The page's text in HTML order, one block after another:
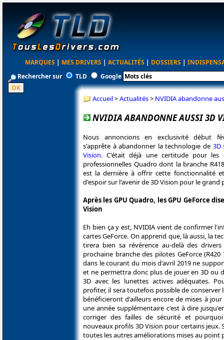
MARQUES | MES DRIVERS | ACTUALITÉS | DOSSIERS |
Rechercher sur
TLD Google
Accueil>Actualités> NVIDIA abandonne
NVIDIA ABANDONNE AUSSI 3D
Nous annoncions en exclusivité début
s'apprête à abandonner la technologie de 3D
Vision. C'était déjà une certitude pour les
professionnelles Quadro dont la branche
est la dernière à offrir cette fonctionnalité
d'espoir sur l'avenir de 3D Vision pour le grand
Après les GPU Quadro, les GPU GeForce
Vision
Eh bien ça y est, NVIDIA vient de confirmer
cartes GeForce. On apprend que, là aussi, la
tirera bien sa révérence au-delà des drivers
prochaine branche des pilotes GeForce
dans le courant du mois d'avril 2019 ne
et ne permettra donc plus de jouer en 3D ou
3D avec les lunettes actives adéquates.
profiter, il sera toutefois possible de conserver
bénéficieront d'ailleurs encore de mises à
une année supplémentaire c'est à dire
corriger des failles de sécurité et
nouveaux profils 3D Vision pour certains
toutes les autres améliorations mises au point